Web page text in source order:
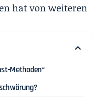
hat von weiteren
Methoden“